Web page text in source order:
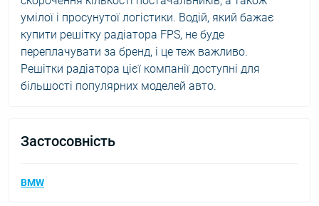
умілої і просунутої логістики. Водій, який бажає
купити решітку радіатора FPS, не буде
переплачувати за бренд, і це теж важливо.
Решітки радіатора цієї компанії доступні для
більшості популярних моделей авто.
Застосовність
BMW